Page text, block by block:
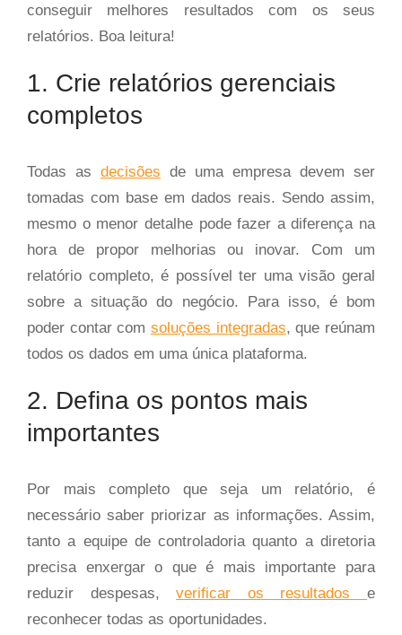
conseguir melhores resultados com os seus
relatórios. Boa leitura!
1. Crie relatórios gerenciais
completos
Todas as decisões de uma empresa devem ser
tomadas com base em dados reais. Sendo assim,
mesmo o menor detalhe pode fazer a diferença na
hora de propor melhorias ou inovar. Com um
relatório completo, é possível ter uma visão geral
sobre a situação do negócio. Para isso, é bom
poder contar com soluções integradas, que reúnam
todos os dados em uma única plataforma.
2. Defina os pontos mais
importantes
Por mais completo que seja um relatório, é
necessário saber priorizar as informações. Assim,
tanto a equipe de controladoria quanto a diretoria
precisa enxergar o que é mais importante para
reduzir despesas,verificar os resultadose
reconhecer todas as oportunidades.